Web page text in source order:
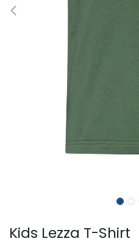
Kids Lezza T-Shirt